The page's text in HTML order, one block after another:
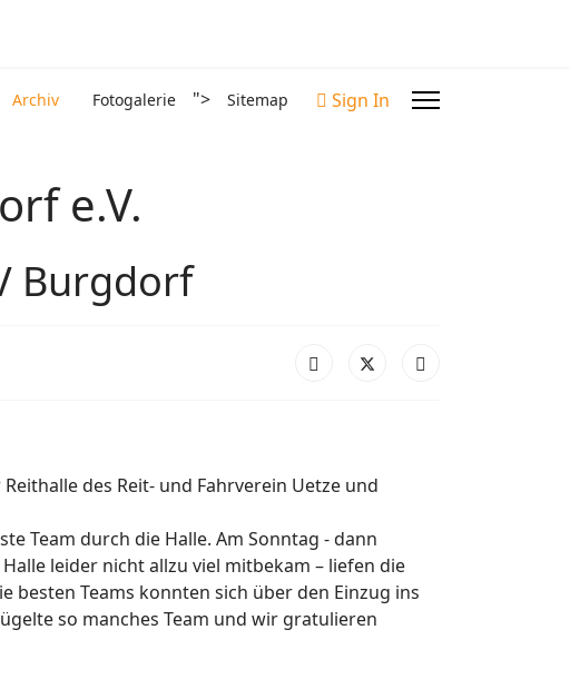
Archiv Fotogalerie "> Sitemap Sign In
e.V.
Burgdorf
des Reit- und Fahrverein Uetze und
Team durch die Halle. Am Sonntag - dann
leider nicht allzu viel mitbekam – liefen die
besten Teams konnten sich über den Einzug ins
so manches Team und wir gratulieren